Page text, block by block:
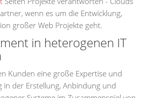
wenn es um die Entwicklung,
großer Web Projekte geht.
in heterogenen IT
Kunden eine große Expertise und
in der Erstellung, Anbindung und